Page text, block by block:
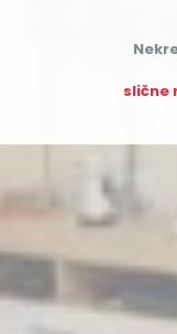
slične